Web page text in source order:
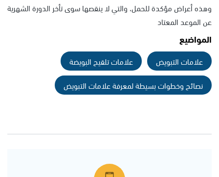
وهذه أعراض مؤكدة للحمل، والتي لا ينقصها سوى تأخر الدورة الشهرية
عن الموعد المعتاد
المواضيع
علامات التبويض
علامات تلقيح البويضة
نصائح وخطوات بسيطة لمعرفة علامات التبويض